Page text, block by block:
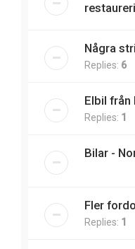
Några
Replies: 6
Elbil från
Replies: 1
Bilar -
Fler
Replies: 1